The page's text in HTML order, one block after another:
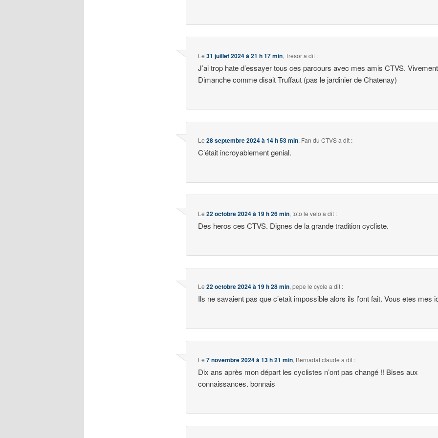
Le31 juillet 2024 à 21 h 17 min,Tresora dit :
J’ai trop hate d’essayer tous ces parcours avec mes amis CTVS. Vivement
Dimanche comme disait Truffaut (pas le jardinier de Chatenay)
Le28 septembre 2024 à 14 h 53 min, Fan du CTVSa dit :
C’était incroyablement genial.
Le22 octobre 2024 à 19 h 26 min,toto le velo a dit :
Des heros ces CTVS. Dignes de la grande tradition cycliste.
Le22 octobre 2024 à 19 h 28 min,pepe le cycle a dit :
Ils ne savaient pas que c’etait impossible alors ils l’ont fait. Vous etes mes
Le7 novembre 2024 à 13 h 21 min, Bernadat claude a dit :
Dix ans après mon départ les cyclistes n’ont pas changé !! Bises aux
connaissances. bonnais